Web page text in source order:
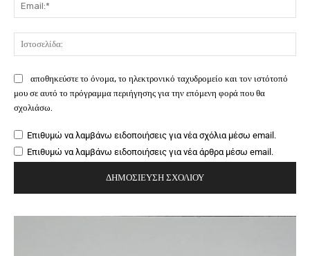
αποθηκεύστε το όνομα, το ηλεκτρονικό ταχυδρομείο και τον ιστότοπό
μου σε αυτό το πρόγραμμα περιήγησης για την επόμενη φορά που θα
σχολιάσω.
Επιθυμώ να λαμβάνω ειδοποιήσεις για νέα σχόλια μέσω email.
Επιθυμώ να λαμβάνω ειδοποιήσεις για νέα άρθρα μέσω email.